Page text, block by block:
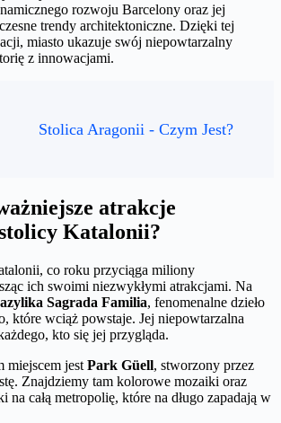
rozwoju Barcelony oraz jej
trendy architektoniczne. Dzięki tej
miasto ukazuje swój niepowtarzalny
z innowacjami.
Stolica Aragonii - Czym Jest?
atrakcje
Katalonii?
co roku przyciąga miliony
ich swoimi niezwykłymi atrakcjami. Na
Sagrada Familia, fenomenalne dzieło
które wciąż powstaje. Jej niepowtarzalna
kto się jej przygląda.
miejscem jest Park Güell, stworzony przez
Znajdziemy tam kolorowe mozaiki oraz
na całą metropolię, które na długo zapadają w